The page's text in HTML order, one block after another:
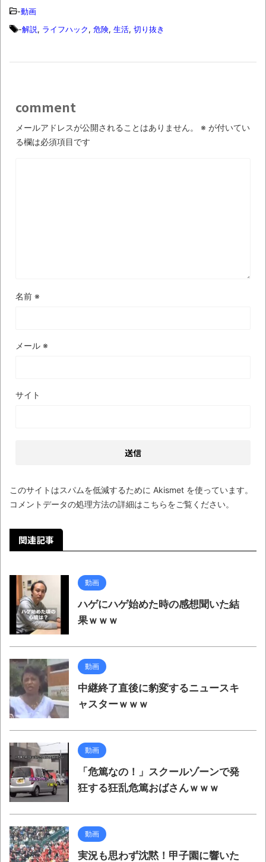
に入院中のオレのオナサポ懇願したら・・・
まるで親子のような子猫とシェパード
【極画像】名古屋の地下鉄
wwwwwwwwwwww
-動画
-解説, ライフハック, 危険, 生活, 切り抜き
comment
メールアドレスが公開されることはありません。 ※ が付いてい
る欄は必須項目です
名前 ※
メール ※
サイト
このサイトはスパムを低減するために Akismet を使っています。
コメントデータの処理方法の詳細はこちらをご覧ください。
関連記事
動画
ハゲにハゲ始めた時の感想聞いた結
果ｗｗｗ
動画
中継終了直後に豹変するニュースキ
ャスターｗｗｗ
動画
「危篤なの！」スクールゾーンで発
狂する狂乱危篤おばさんｗｗｗ
動画
実況も思わず沈黙！甲子園に響いた